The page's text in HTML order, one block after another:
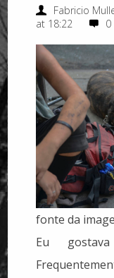
Fabricio
at 18:22
0
fonte da
Eu